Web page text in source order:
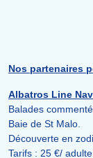
Nos partenaires
Albatros Line
Balades
Baie de St Malo.
Découverte en
Tarifs : 25 €/